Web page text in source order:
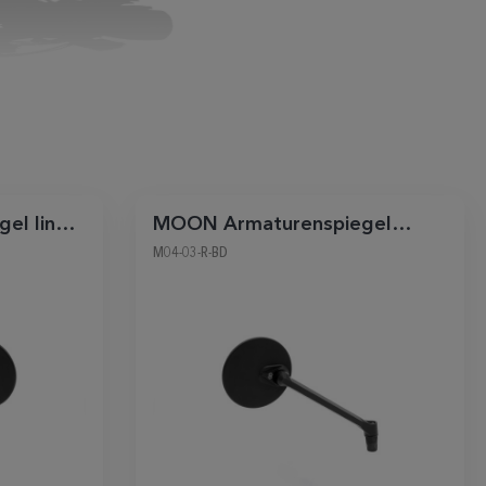
links
MOON Armaturenspiegel
rechts rund schwarz matt
M04-03-R-BD